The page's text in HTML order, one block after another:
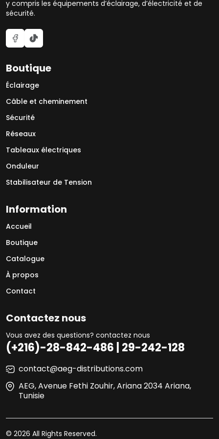
y compris les équipements d’éclairage, d’électricité et de
sécurité.
Boutique
Éclairage
Câble et cheminement
Sécurité
Réseaux
Tableaux électriques
Onduleur
Stabilisateur de Tension
Information
Accueil
Boutique
Catalogue
À propos
Contact
Contactez nous
Vous avez des questions? contactez nous
(+216)-28-842-486 | 29-242-128
contact@aeg-distributions.com
AEG, Avenue Fethi Zouhir, Ariana 2034 Ariana,
Tunisie
© 2026 All Rights Reserved.